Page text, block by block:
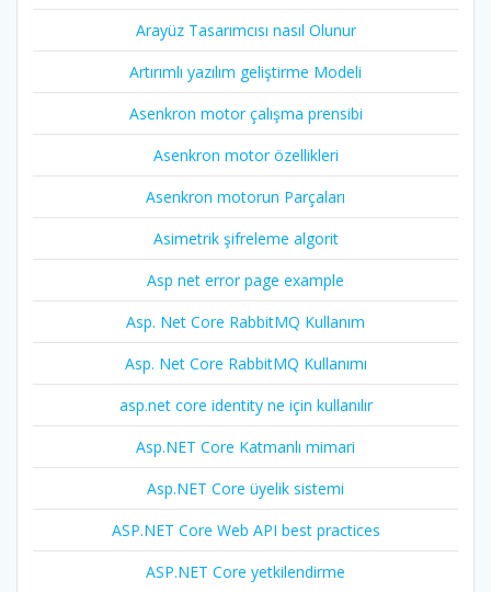
Arayüz Tasarımcısı nasıl Olunur
Artırımlı yazılım geliştirme Modeli
Asenkron motor çalışma prensibi
Asenkron motor özellikleri
Asenkron motorun Parçaları
Asimetrik şifreleme algorit
Asp net error page example
Asp. Net Core RabbitMQ Kullanım
Asp. Net Core RabbitMQ Kullanımı
asp.net core identity ne için kullanılır
Asp.NET Core Katmanlı mimari
Asp.NET Core üyelik sistemi
ASP.NET Core Web API best practices
ASP.NET Core yetkilendirme